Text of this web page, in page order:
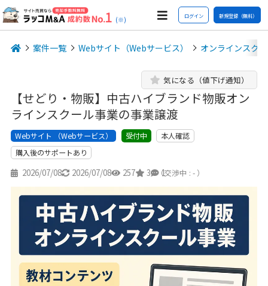
(※) ログイン 新規登録（無料）
案件一覧 Webサイト（Webサービス） オンラインスク
【せどり・物販】中古ハイブランド物販オン
ラインスクール事業の事業譲渡
気になる（値下げ通知）
Webサイト （Webサービス） 受付中
本人確認
購入後のサポートあり
2026/07/08 2026/07/08 257 3 1
（交渉中 : - ）